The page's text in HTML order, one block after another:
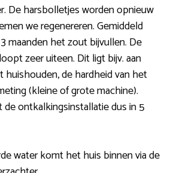
De harsbolletjes worden opnieuw
we regenereren. Gemiddeld
maanden het zout bijvullen. De
zeer uiteen. Dit ligt bijv. aan
de hardheid van het
(kleine of grote machine).
ontkalkingsinstallatie dus in 5
water komt het huis binnen via de